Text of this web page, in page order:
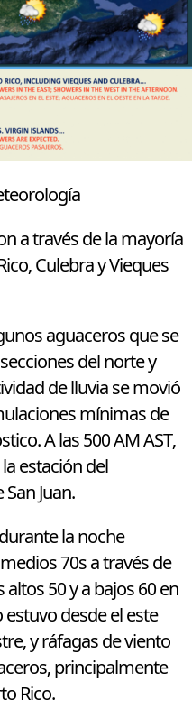
a través de la mayoría
Culebra y Vieques
aguaceros que se
del norte y
de lluvia se movió
mínimas de
A las 500 AM AST,
estación del
Juan.
la noche
70s a través de
50 y a bajos 60 en
estuvo desde el este
y ráfagas de viento
principalmente
Rico.